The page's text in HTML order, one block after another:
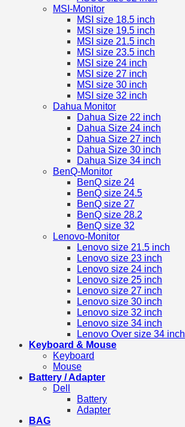
MSI-Monitor
MSI size 18.5 inch
MSI size 19.5 inch
MSI size 21.5 inch
MSI size 23.5 inch
MSI size 24 inch
MSI size 27 inch
MSI size 30 inch
MSI size 32 inch
Dahua Monitor
Dahua Size 22 inch
Dahua Size 24 inch
Dahua Size 27 inch
Dahua Size 30 inch
Dahua Size 34 inch
BenQ-Monitor
BenQ size 24
BenQ size 24.5
BenQ size 27
BenQ size 28.2
BenQ size 32
Lenovo-Monitor
Lenovo size 21.5 inch
Lenovo size 23 inch
Lenovo size 24 inch
Lenovo size 25 inch
Lenovo size 27 inch
Lenovo size 30 inch
Lenovo size 32 inch
Lenovo size 34 inch
Lenovo Over size 34 inch
Keyboard & Mouse
Keyboard
Mouse
Battery / Adapter
Dell
Battery
Adapter
BAG